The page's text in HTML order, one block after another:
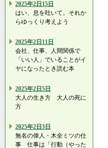
2025年2日15日
はい、息を吐いて。それか
らゆっくり考えよう
2025年2日11日
会社、仕事、人間関係で
「いい人」でいることがイ
ヤになったとき読む本
2025年2日5日
大人の生き方 大人の死に
方
2025年2日3日
無名の偉人・木全ミツの仕
事 仕事は「行動（やった